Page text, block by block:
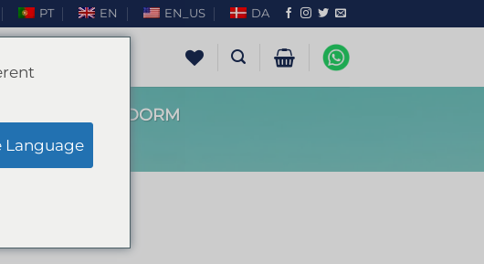
PT EN EN_US DA
GARÇON BENIDORM
Language